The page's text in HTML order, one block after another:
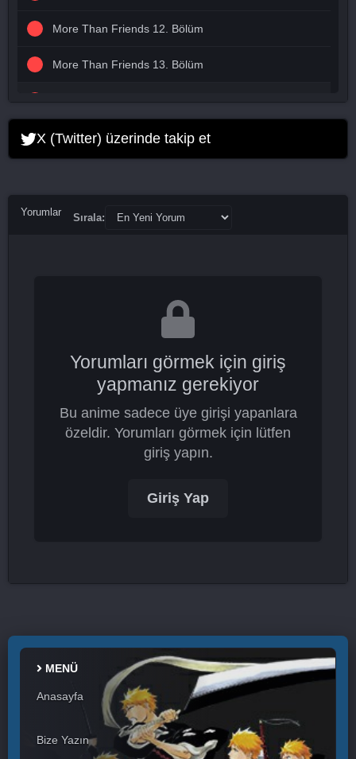
More Than Friends 12. Bölüm
More Than Friends 13. Bölüm
More Than Friends 15. Bölüm
X (Twitter) üzerinde takip et
Yorumlar Sırala:
Yorumları görmek için giriş
yapmanız gerekiyor
Bu anime sadece üye girişi yapanlara
özeldir. Yorumları görmek için lütfen
giriş yapın.
Giriş Yap
MENÜ
Anasayfa
Bize Yazın